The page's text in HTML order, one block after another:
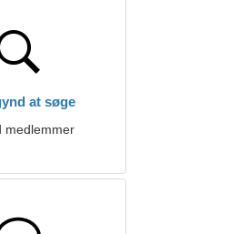
at søge
medlemmer